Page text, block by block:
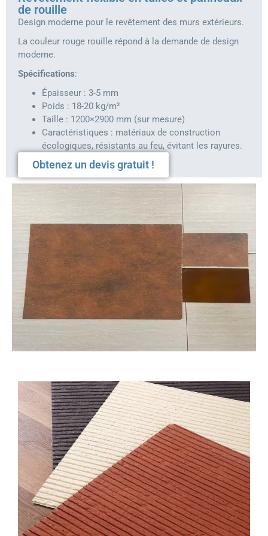
de rouille
Design moderne pour le revêtement des murs extérieurs.
La couleur rouge rouille répond à la demande de design
moderne.
Spécifications:
Épaisseur : 3-5 mm
Poids : 18-20 kg/m²
Taille : 1200×2900 mm (sur mesure)
Caractéristiques : matériaux de construction
écologiques, résistants au feu, évitant les rayures.
Obtenez un devis gratuit !